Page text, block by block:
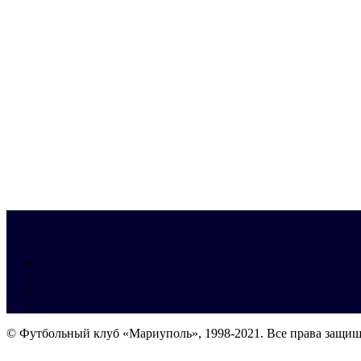
© Футбольный клуб «Мариуполь», 1998-2021. Все права